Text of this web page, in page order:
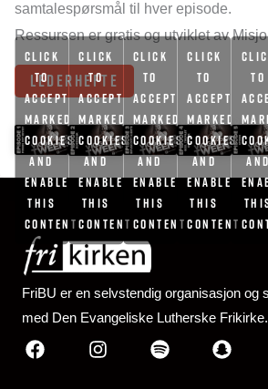
samtalespørsmål til hver episode.
Ressursen er gratis og utviklet av
LEDERHEFTE
Click
to
accept
markedsføring
cookies
and
enable
this
content
Click
to
accept
markedsføring
cookies
and
enable
this
content
Click
to
accept
markedsføring
cookies
and
enable
this
content
Click
to
accept
cookies
and
enable
this
content
to
FriBU er en selvstendig organisasjon og
med Den Evangeliske Lutherske Frikirke.
FacebookInstagramSpotify